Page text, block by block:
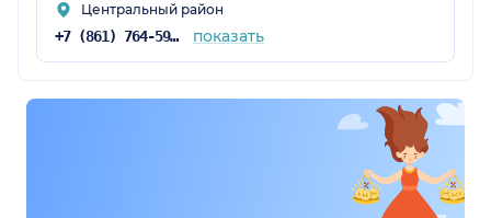
Центральный район
+7 (861) 764-59-36 показать